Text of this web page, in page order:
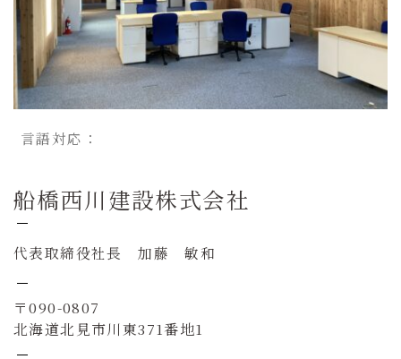
言語対応：
船橋西川建設株式会社
代表取締役社長 加藤 敏和
〒090-0807
北海道北見市川東371番地1